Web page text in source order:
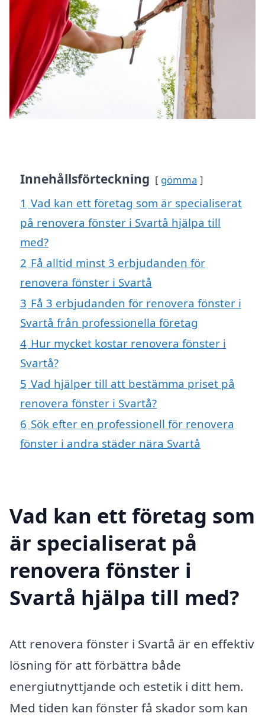
Innehållsförteckning gömma
1 Vad kan ett företag som är specialiserat
på renovera fönster i Svartå hjälpa till
med?
2 Få alltid minst 3 erbjudanden för
renovera fönster i Svartå
3 Få 3 erbjudanden för renovera fönster i
Svartå från professionella företag
4 Hur mycket kostar renovera fönster i
Svartå?
5 Vad hjälper till att bestämma priset på
renovera fönster i Svartå?
6 Sök efter en professionell för renovera
fönster i andra städer nära Svartå
Vad kan ett företag som
är specialiserat på
renovera fönster i
Svartå hjälpa till med?
Att renovera fönster i Svartå är en effektiv
lösning för att förbättra både
energiutnyttjande och estetik i ditt hem.
Med tiden kan fönster få skador som kan